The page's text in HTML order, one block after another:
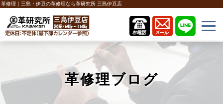
革修理｜三島・伊豆の革修理なら革研究所 三島伊豆店
革修理ブログ